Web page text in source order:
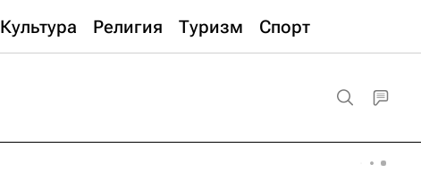
Культура Религия Туризм Спорт